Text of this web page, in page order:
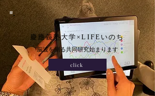
​慶應義塾大学×LIFEいのち
​脳波を測る共同研究始まります
click